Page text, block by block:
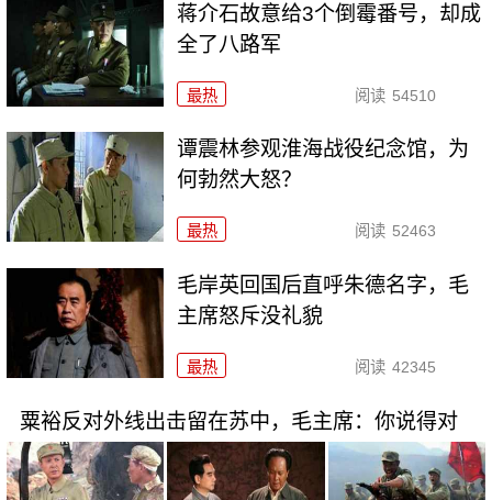
蒋介石故意给3个倒霉番号，却成
全了八路军
最热 阅读 54510
谭震林参观淮海战役纪念馆，为
何勃然大怒？
最热 阅读 52463
毛岸英回国后直呼朱德名字，毛
主席怒斥没礼貌
最热 阅读 42345
粟裕反对外线出击留在苏中，毛主席：你说得对